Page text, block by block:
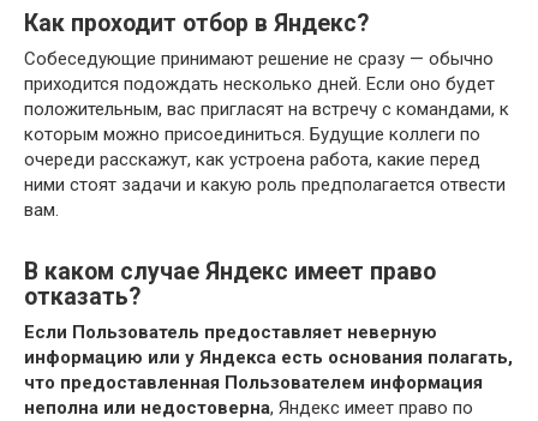
Как проходит отбор в Яндекс?
Собеседующие принимают решение не сразу — обычно
приходится подождать несколько дней. Если оно будет
положительным, вас пригласят на встречу с командами, к
которым можно присоединиться. Будущие коллеги по
очереди расскажут, как устроена работа, какие перед
ними стоят задачи и какую роль предполагается отвести
вам.
В каком случае Яндекс имеет право
отказать?
Если Пользователь предоставляет неверную
информацию или у Яндекса есть основания полагать,
что предоставленная Пользователем информация
неполна или недостоверна, Яндекс имеет право по